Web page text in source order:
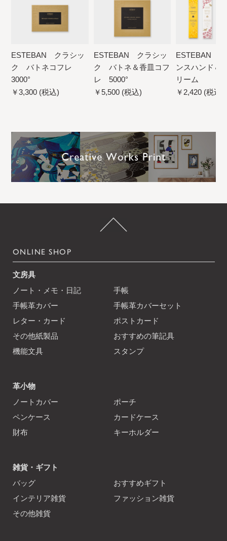
ESTEBAN クラシッ
ク バトネコフレ
3000°
￥3,300 (税込)
ESTEBAN クラシッ
ク バトネ＆香皿コフ
レ 5000°
￥5,500 (税込)
ESTEBAN フ
ンスハンド＆
リーム
￥2,420 (税込)
ONLINE SHOP
文房具
ノート・メモ・日記
手帳
手帳革カバー
手帳革カバーセット
レター・カード
ポストカード
その他紙製品
おすすめの筆記具
機能文具
スタンプ
革小物
ノートカバー
ポーチ
ペンケース
カードケース
財布
キーホルダー
雑貨・ギフト
バッグ
おすすめギフト
インテリア雑貨
ファッション雑貨
その他雑貨